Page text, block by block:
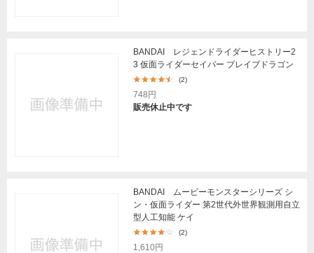
BANDAI レジェンドライダーヒストリー2
3 仮面ライダーセイバー ブレイブドラゴン
(2)
748円
販売休止中です
BANDAI ムービーモンスターシリーズ シ
ン・仮面ライダー 第2世代外世界観測用自立
型人工知能 ケイ
(2)
1,610円